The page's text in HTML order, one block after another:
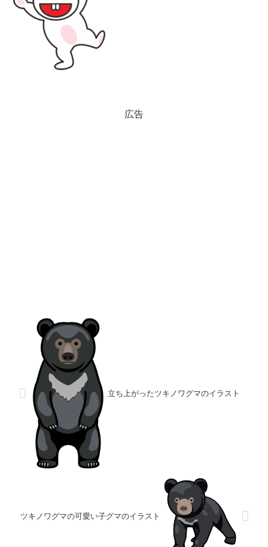
広告
立ち上がったツキノワグマのイラスト
ツキノワグマの可愛い子グマのイラスト